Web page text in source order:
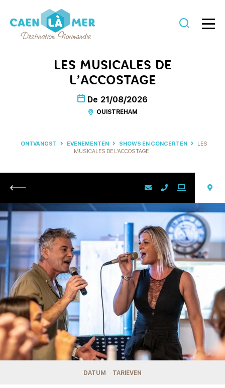
LES MUSICALES DE
L’ACCOSTAGE
De 21/08/2026
OUISTREHAM
ONTVANGST EVENEMENTEN SHOWS EN CONCERTEN
LES
MUSICALES DE L’ACCOSTAGE
Retour
DATUM TARIEVEN